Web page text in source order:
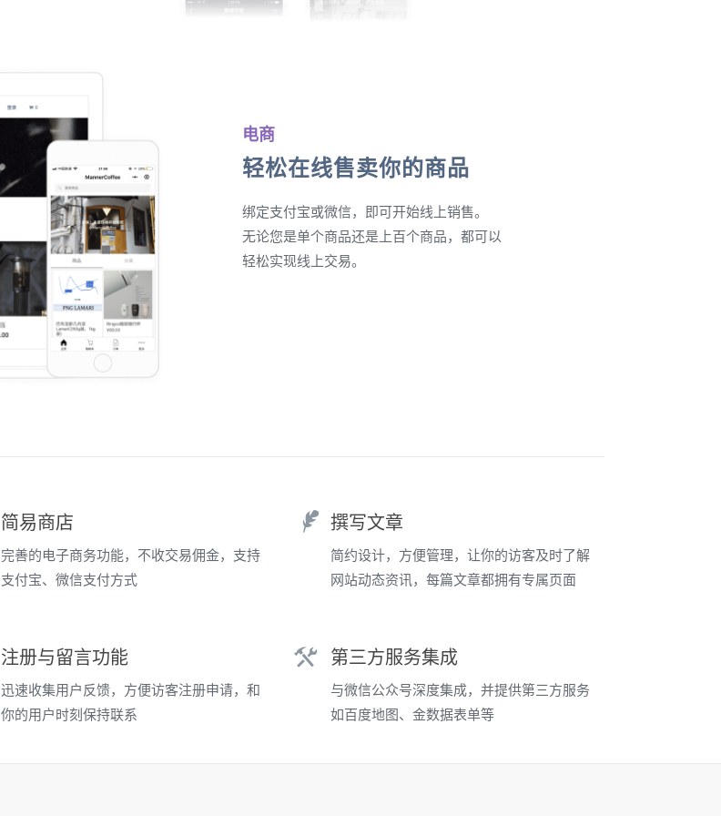
电商
轻松在线售卖你的商品
绑定支付宝或微信，即可开始线上销售。
无论您是单个商品还是上百个商品，都可以
轻松实现线上交易。
简易商店
完善的电子商务功能，不收交易佣金，支持
支付宝、微信支付方式
撰写文章
简约设计，方便管理，让你的访客及时了解
网站动态资讯，每篇文章都拥有专属页面
注册与留言功能
迅速收集用户反馈，方便访客注册申请，和
你的用户时刻保持联系
第三方服务集成
与微信公众号深度集成，并提供第三方服务
如百度地图、金数据表单等